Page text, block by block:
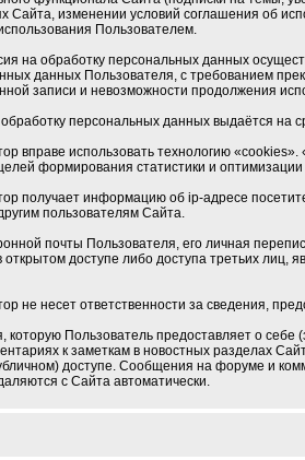
Сайта, изменении условий соглашения об
Пользователем.
на обработку персональных данных
данных Пользователя, с требованием
записи и невозможности продолжения
персональных данных выдаётся на
вправе использовать технологию
формирования статистики и
получает информацию об ip-адресе
пользователям Сайта.
почты Пользователя, его личная
открытом доступе либо доступа третьих лиц,
не несет ответственности за сведения,
Пользователь предоставляет о
к заметкам в новостных разделах
доступе. Сообщения на форуме и
с Сайта автоматически.